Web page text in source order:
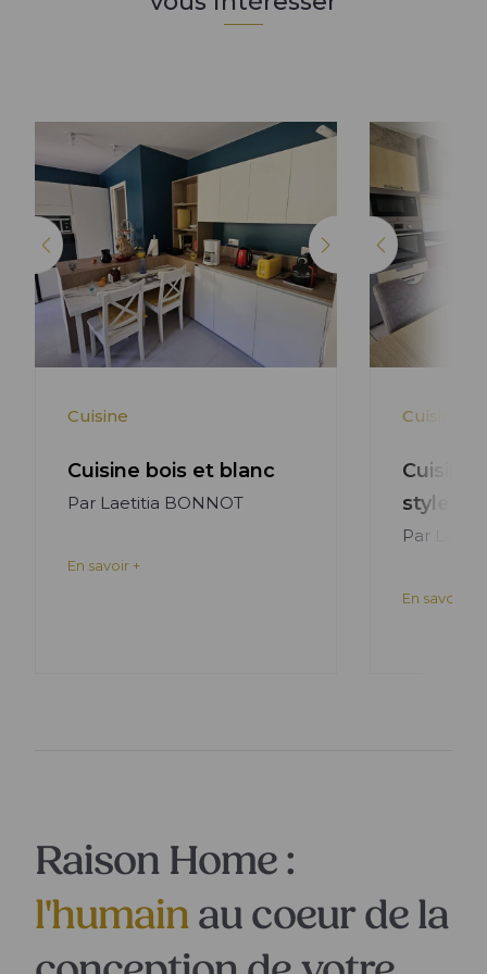
Cuisine
Cuisine bois et blanc
Par Laetitia BONNOT
En savoir +
Cuisine
Cuisine
style
Par
En savoir +
Raison Home :
l'humain au coeur de la